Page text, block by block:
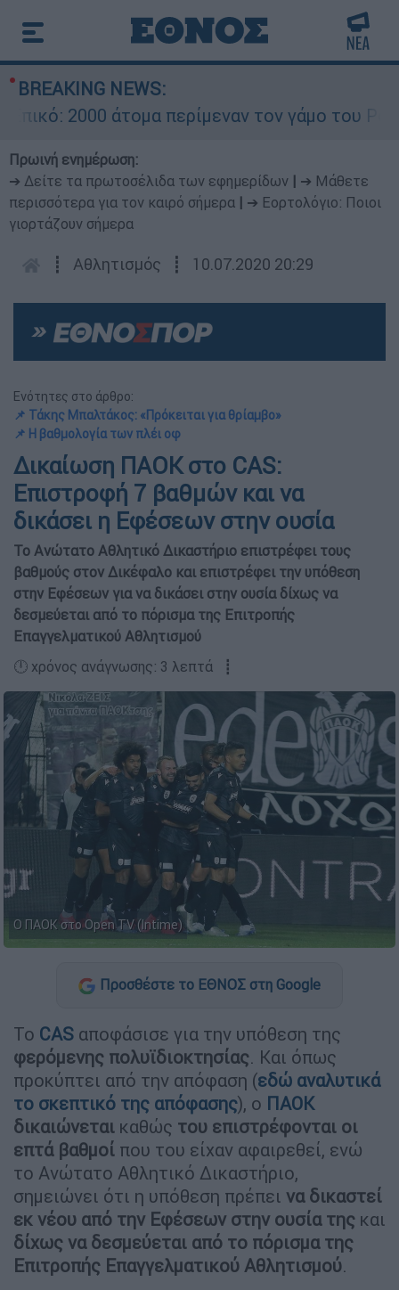
BREAKING NEWS:
2000 άτομα περίμεναν τον γάμο του
Πρωινή ενημέρωση:
➔ Δείτε τα πρωτοσέλιδα των εφημερίδων
➔ Μάθετε
περισσότερα για τον καιρό σήμερα
➔ Εορτολόγιο: Ποιοι
γιορτάζουν σήμερα
┋ Αθλητισμός ┋ 10.07.2020 20:29
Ενότητες στο άρθρο:
📌 Τάκης Μπαλτάκος: «Πρόκειται για θρίαμβο»
📌 Η βαθμολογία των πλέι οφ
Δικαίωση ΠΑΟΚ στο CAS:
Επιστροφή 7 βαθμών και να
δικάσει η Εφέσεων στην ουσία
Το Ανώτατο Αθλητικό Δικαστήριο επιστρέφει τους
βαθμούς στον Δικέφαλο και επιστρέφει την υπόθεση
στην Εφέσεων για να δικάσει στην ουσία δίχως να
δεσμεύεται από το πόρισμα της Επιτροπής
Επαγγελματικού Αθλητισμού
🕛 χρόνος ανάγνωσης: 3 λεπτά ┋
Ο ΠΑΟΚ στο Open TV (Intime)
Προσθέστε το ΕΘΝΟΣ στη Google
Το CAS αποφάσισε για την υπόθεση της
φερόμενης πολυϊδιοκτησίας. Και όπως
προκύπτει από την απόφαση (εδώ αναλυτικά
το σκεπτικό της απόφασης), ο ΠΑΟΚ
δικαιώνεται καθώς του επιστρέφονται οι
επτά βαθμοί που του είχαν αφαιρεθεί, ενώ
το Ανώτατο Αθλητικό Δικαστήριο,
σημειώνει ότι η υπόθεση πρέπει να δικαστεί
εκ νέου από την Εφέσεων στην ουσία της και
δίχως να δεσμεύεται από το πόρισμα της
Επιτροπής Επαγγελματικού Αθλητισμού.